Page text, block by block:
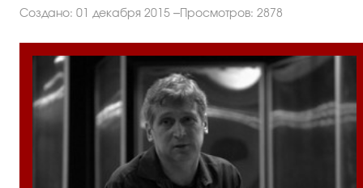
Создано: 01 декабря 2015 Просмотров: 2878